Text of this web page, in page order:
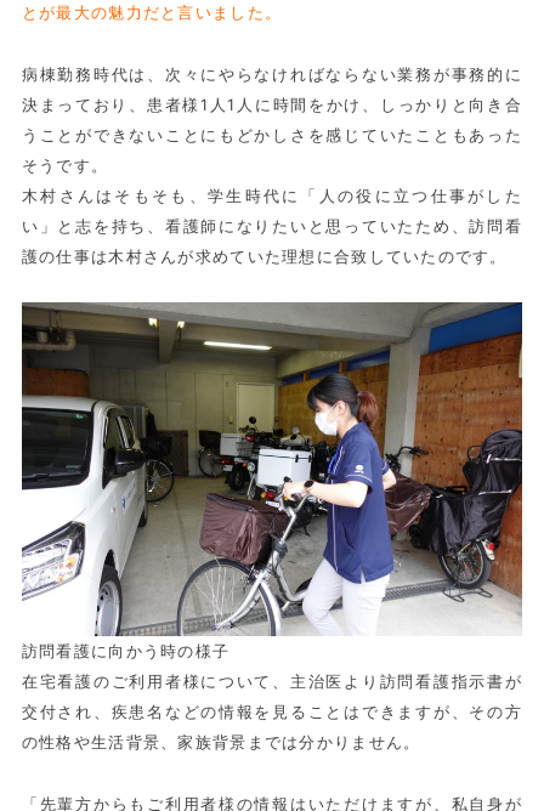
とが最大の魅力だと言いました。
病棟勤務時代は、次々にやらなければならない業務が事務的に
決まっており、患者様1人1人に時間をかけ、しっかりと向き合
うことができないことにもどかしさを感じていたこともあった
そうです。
木村さんはそもそも、学生時代に「人の役に立つ仕事がした
い」と志を持ち、看護師になりたいと思っていたため、訪問看
護の仕事は木村さんが求めていた理想に合致していたのです。
訪問看護に向かう時の様子
在宅看護のご利用者様について、主治医より訪問看護指示書が
交付され、疾患名などの情報を見ることはできますが、その方
の性格や生活背景、家族背景までは分かりません。
「先輩方からもご利用者様の情報はいただけますが、私自身が